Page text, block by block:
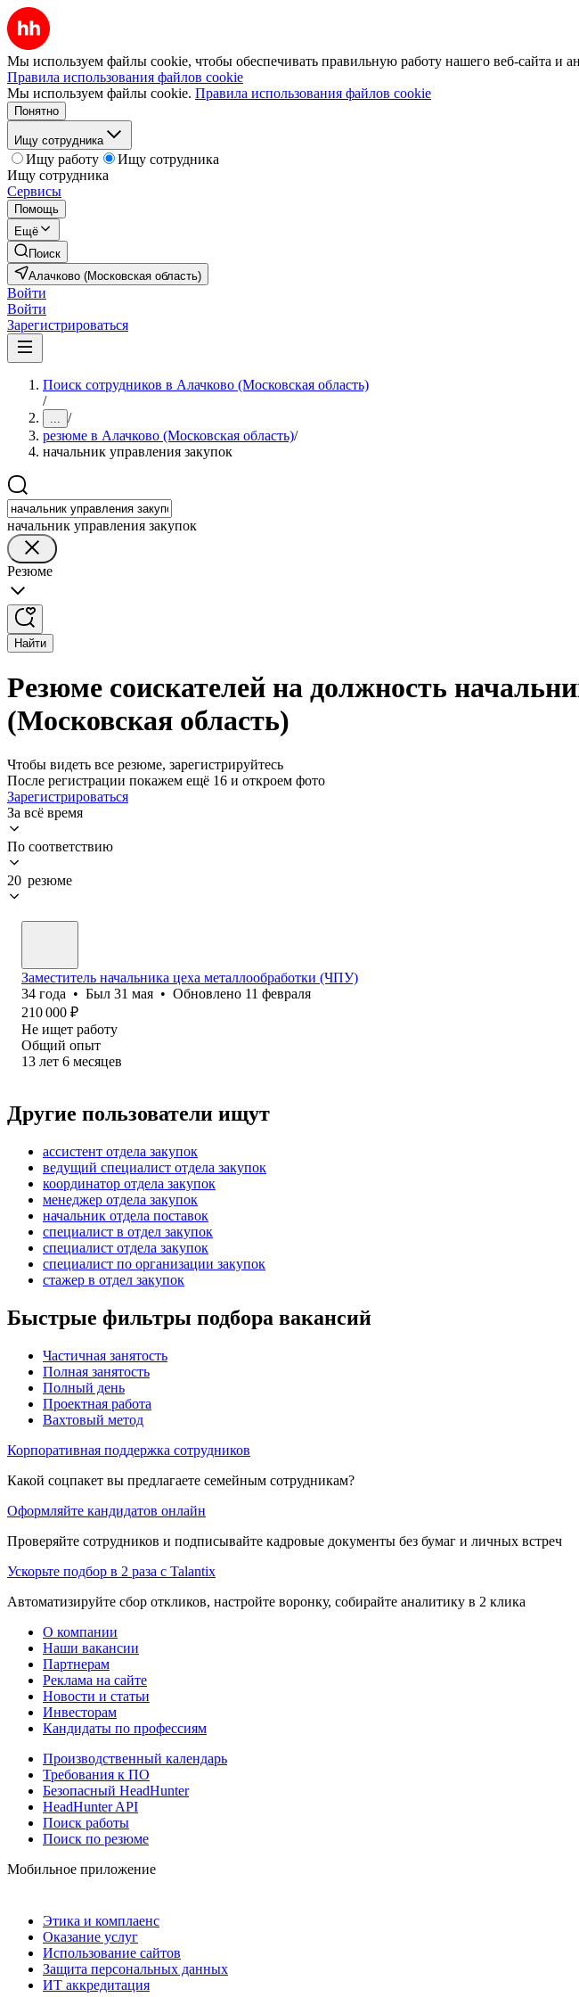
Мы используем файлы cookie, чтобы обеспечивать правильную работу нашего веб-сайта и
Правила использования файлов cookie
Мы используем файлы cookie. Правила использования файлов cookie
Понятно
Ищу сотрудника
Ищу работу
Ищу сотрудника
Ищу сотрудника
Сервисы
Помощь
Ещё
Поиск
Алачково (Московская область)
Войти
Войти
Зарегистрироваться
Поиск сотрудников в Алачково (Московская область)
/
... /
резюме в Алачково (Московская область)/
начальник управления закупок
начальник управления закупок
Резюме
Найти
Резюме соискателей на должность
(Московская область)
Чтобы видеть все резюме, зарегистрируйтесь
После регистрации покажем ещё 16 и откроем фото
Зарегистрироваться
За всё время
По соответствию
20 резюме
Заместитель начальника цеха металлообработки (ЧПУ)
34 года • Был 31 мая • Обновлено 11 февраля
210 000 ₽
Не ищет работу
Общий опыт
13 лет 6 месяцев
Другие пользователи ищут
ассистент отдела закупок
ведущий специалист отдела закупок
координатор отдела закупок
менеджер отдела закупок
начальник отдела поставок
специалист в отдел закупок
специалист отдела закупок
специалист по организации закупок
стажер в отдел закупок
Быстрые фильтры подбора вакансий
Частичная занятость
Полная занятость
Полный день
Проектная работа
Вахтовый метод
Корпоративная поддержка сотрудников
Какой соцпакет вы предлагаете семейным сотрудникам?
Оформляйте кандидатов онлайн
Проверяйте сотрудников и подписывайте кадровые документы без бумаг и личных встреч
Ускорьте подбор в 2 раза с Talantix
Автоматизируйте сбор откликов, настройте воронку, собирайте аналитику в 2 клика
О компании
Наши вакансии
Партнерам
Реклама на сайте
Новости и статьи
Инвесторам
Кандидаты по профессиям
Производственный календарь
Требования к ПО
Безопасный HeadHunter
HeadHunter API
Поиск работы
Поиск по резюме
Мобильное приложение
Этика и комплаенс
Оказание услуг
Использование сайтов
Защита персональных данных
ИТ аккредитация